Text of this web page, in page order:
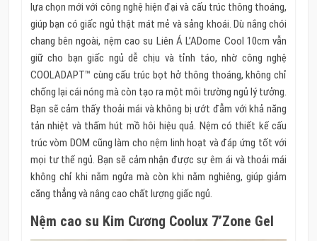
lựa chọn mới với công nghệ hiện đại và cấu trúc thông thoáng,
giúp bạn có giấc ngủ thật mát mẻ và sảng khoái. Dù nắng chói
chang bên ngoài, nệm cao su Liên Á L’ADome Cool 10cm vẫn
giữ cho bạn giấc ngủ dễ chịu và tỉnh táo, nhờ công nghệ
COOLADAPT™ cùng cấu trúc bọt hở thông thoáng, không chỉ
chống lại cái nóng mà còn tạo ra một môi trường ngủ lý tưởng.
Bạn sẽ cảm thấy thoải mái và không bị ướt đẫm với khả năng
tản nhiệt và thấm hút mồ hôi hiệu quả. Nệm có thiết kế cấu
trúc vòm DOM cũng làm cho nệm linh hoạt và đáp ứng tốt với
mọi tư thế ngủ. Bạn sẽ cảm nhận được sự êm ái và thoải mái
không chỉ khi nằm ngửa mà còn khi nằm nghiêng, giúp giảm
căng thẳng và nâng cao chất lượng giấc ngủ.
Nệm cao su Kim Cương Coolux 7’Zone Gel